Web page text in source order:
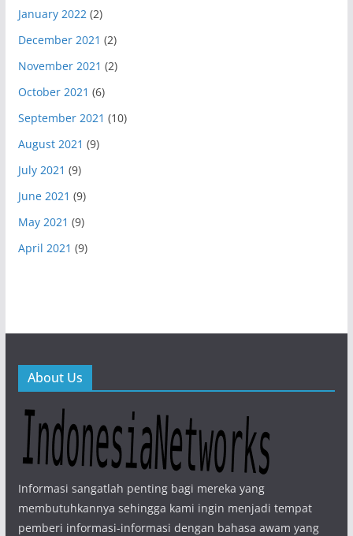
January 2022 (2)
December 2021 (2)
November 2021 (2)
October 2021 (6)
September 2021 (10)
August 2021 (9)
July 2021 (9)
June 2021 (9)
May 2021 (9)
April 2021 (9)
About Us
Informasi sangatlah penting bagi mereka yang
membutuhkannya sehingga kami ingin menjadi tempat
pemberi informasi-informasi dengan bahasa awam yang